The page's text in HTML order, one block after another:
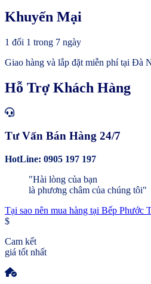
Khuyến Mại
1 đổi 1 trong 7 ngày
Giao hàng và lắp đặt miễn phí tại Đà
Hỗ Trợ Khách Hàng
Tư Vấn Bán Hàng 24/7
HotLine: 0905 197 197
"Hài lòng của bạn
là phương châm của chúng tôi"
Tại sao nên mua hàng tại Bếp Phước
$
Cam kết
giá tốt nhất